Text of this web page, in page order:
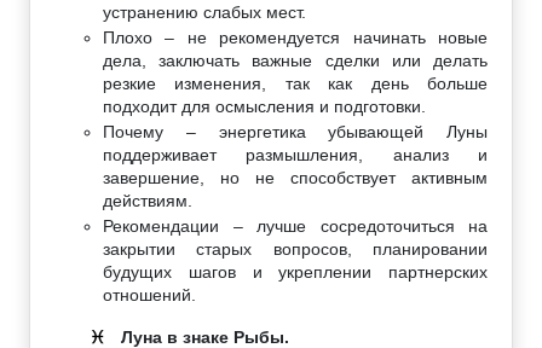
устранению слабых мест.
Плохо – не рекомендуется начинать новые
дела, заключать важные сделки или делать
резкие изменения, так как день больше
подходит для осмысления и подготовки.
Почему – энергетика убывающей Луны
поддерживает размышления, анализ и
завершение, но не способствует активным
действиям.
Рекомендации – лучше сосредоточиться на
закрытии старых вопросов, планировании
будущих шагов и укреплении партнерских
отношений.
♓ Луна в знаке Рыбы.